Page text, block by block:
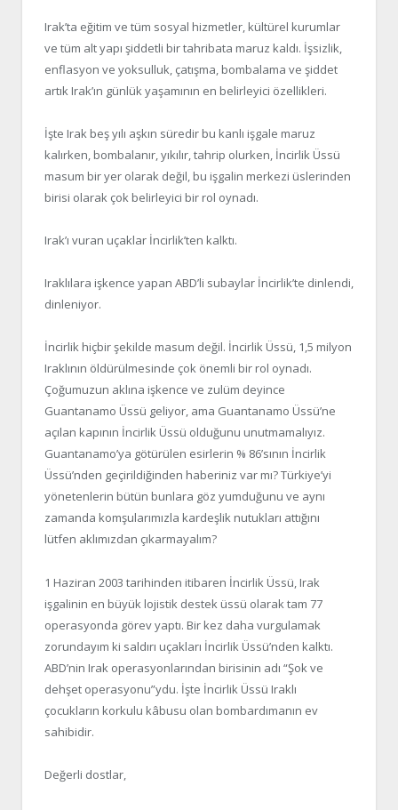
Irak’ta eğitim ve tüm sosyal hizmetler, kültürel kurumlar
ve tüm alt yapı şiddetli bir tahribata maruz kaldı. İşsizlik,
enflasyon ve yoksulluk, çatışma, bombalama ve şiddet
artık Irak’ın günlük yaşamının en belirleyici özellikleri.
İşte Irak beş yılı aşkın süredir bu kanlı işgale maruz
kalırken, bombalanır, yıkılır, tahrip olurken, İncirlik Üssü
masum bir yer olarak değil, bu işgalin merkezi üslerinden
birisi olarak çok belirleyici bir rol oynadı.
Irak’ı vuran uçaklar İncirlik’ten kalktı.
Iraklılara işkence yapan ABD’li subaylar İncirlik’te dinlendi,
dinleniyor.
İncirlik hiçbir şekilde masum değil. İncirlik Üssü, 1,5 milyon
Iraklının öldürülmesinde çok önemli bir rol oynadı.
Çoğumuzun aklına işkence ve zulüm deyince
Guantanamo Üssü geliyor, ama Guantanamo Üssü’ne
açılan kapının İncirlik Üssü olduğunu unutmamalıyız.
Guantanamo’ya götürülen esirlerin % 86’sının İncirlik
Üssü’nden geçirildiğinden haberiniz var mı? Türkiye’yi
yönetenlerin bütün bunlara göz yumduğunu ve aynı
zamanda komşularımızla kardeşlik nutukları attığını
lütfen aklımızdan çıkarmayalım?
1 Haziran 2003 tarihinden itibaren İncirlik Üssü, Irak
işgalinin en büyük lojistik destek üssü olarak tam 77
operasyonda görev yaptı. Bir kez daha vurgulamak
zorundayım ki saldırı uçakları İncirlik Üssü’nden kalktı.
ABD’nin Irak operasyonlarından birisinin adı “Şok ve
dehşet operasyonu”ydu. İşte İncirlik Üssü Iraklı
çocukların korkulu kâbusu olan bombardımanın ev
sahibidir.
Değerli dostlar,